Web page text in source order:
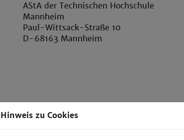
AStA der Technischen Hochschule
Mannheim
Paul-Wittsack-Straße 10
D-68163 Mannheim
Hinweis zu Cookies